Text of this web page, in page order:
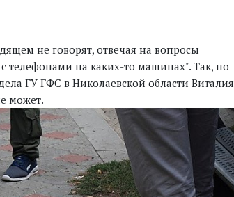
не говорят, отвечая на вопросы
телефонами на каких-то машинах". Так, по
ГУ ГФС в Николаевской области Виталия
может.